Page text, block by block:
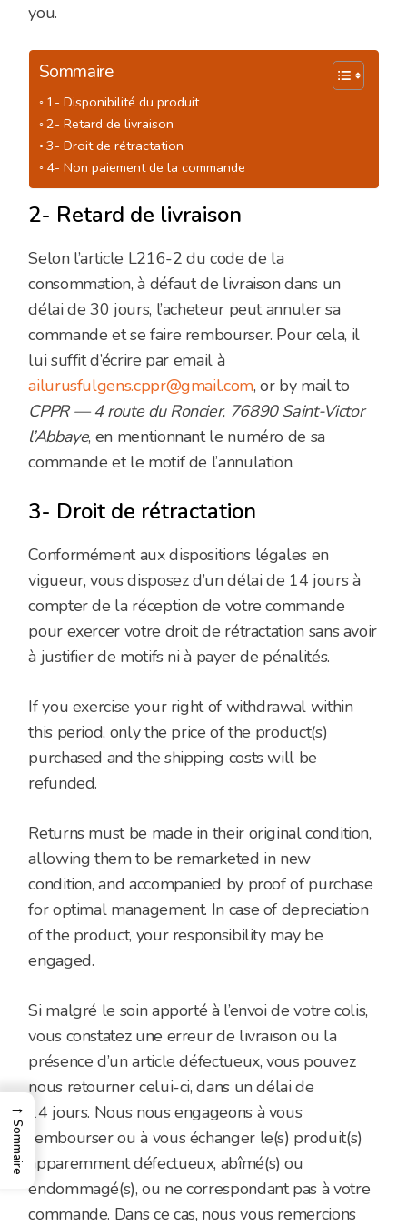
you.
Sommaire
1- Disponibilité du produit
2- Retard de livraison
3- Droit de rétractation
4- Non paiement de la commande
2- Retard de livraison
Selon l’article L216-2 du code de la
consommation, à défaut de livraison dans un
délai de 30 jours, l’acheteur peut annuler sa
commande et se faire rembourser. Pour cela, il
lui suffit d’écrire par email à
ailurusfulgens.cppr@gmail.com, or by mail to
CPPR — 4 route du Roncier, 76890 Saint-Victor
l’Abbaye, en mentionnant le numéro de sa
commande et le motif de l’annulation.
3- Droit de rétractation
Conformément aux dispositions légales en
vigueur, vous disposez d’un délai de 14 jours à
compter de la réception de votre commande
pour exercer votre droit de rétractation sans avoir
à justifier de motifs ni à payer de pénalités.
If you exercise your right of withdrawal within
this period, only the price of the product(s)
purchased and the shipping costs will be
refunded.
Returns must be made in their original condition,
allowing them to be remarketed in new
condition, and accompanied by proof of purchase
for optimal management. In case of depreciation
of the product, your responsibility may be
engaged.
Si malgré le soin apporté à l’envoi de votre colis,
vous constatez une erreur de livraison ou la
présence d’un article défectueux, vous pouvez
nous retourner celui-ci, dans un délai de
14 jours. Nous nous engageons à vous
rembourser ou à vous échanger le(s) produit(s)
apparemment défectueux, abîmé(s) ou
endommagé(s), ou ne correspondant pas à votre
commande. Dans ce cas, nous vous remercions
→
Sommaire